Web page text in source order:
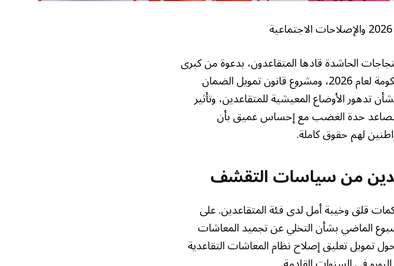
الحاشدة قادها المتقاعدون، بدعوة من كبرى
النقابات العمالية، تعبيرًا عن رفضهم لمشروع ميزانية الحكومة لعام 2026، ومشروع قانون تمويل الضمان
تدهور الأوضاع المعيشية للمتقاعدين، وتأثير
وتتصاعد حدة الغضب مع إحساس عميق بأن
لهم حقوق كاملة.
من سياسات التقشف
قلق وخيبة أمل لدى فئة المتقاعدين. على
الماضي بشأن التخلي عن تجميد المعاشات
حول تمويل تعليق إصلاح نظام المعاشات التقاعدية